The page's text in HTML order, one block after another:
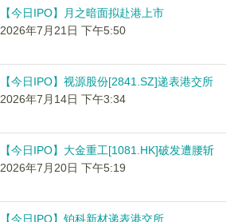
【今日IPO】月之暗面拟赴港上市
2026年7月21日 下午5:50
【今日IPO】视源股份[2841.SZ]递表港交所
2026年7月14日 下午3:34
【今日IPO】大金重工[1081.HK]破发遭腰斩
2026年7月20日 下午5:19
【今日IPO】铂科新材递表港交所